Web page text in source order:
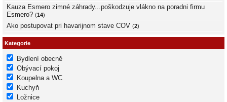
Kauza Esmero zimné záhrady...poškodzuje vlákno na poradni firmu
Esmero? (14)
Ako postupovat pri havarijnom stave COV (2)
Kategorie
Bydlení obecně
Obývací pokoj
Koupelna a WC
Kuchyň
Ložnice